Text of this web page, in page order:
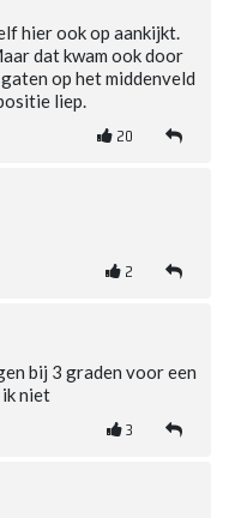
hier ook op aankijkt.
dat kwam ook door
op het middenveld
liep.
20
2
bij 3 graden voor een
ik niet
3